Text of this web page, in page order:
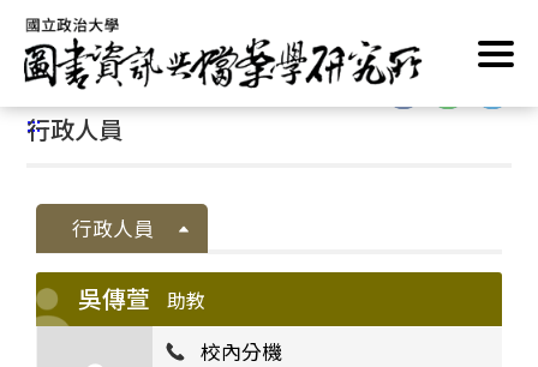
跳
到
主
要
內
首頁/系所介紹
:::
行政人員
行政人員
吳傳萱 助教
校內分機